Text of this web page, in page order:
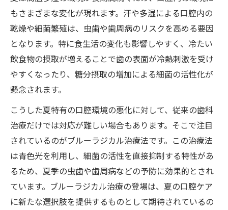
もさまざまな変化が現れます。汗や多湿による口腔内の
乾燥や細菌繁殖は、虫歯や歯周病のリスクを高める要因
となります。特に食生活の変化も影響しやすく、冷たい
飲食物の摂取が増えることで歯の表面が冷熱刺激を受け
やすくなったり、糖分摂取の増加による細菌の活性化が
懸念されます。
こうした夏特有の口腔環境の悪化に対して、従来の歯科
治療だけでは対応が難しい場合もあります。そこで注目
されているのがブルーラジカル治療法です。この治療法
は青色光を利用し、細菌の活性を直接抑制する特性があ
るため、夏季の虫歯や歯周病などの予防に効果的とされ
ています。ブルーラジカル治療の登場は、夏の口腔ケア
に新たな選択肢を提供するものとして期待されているの